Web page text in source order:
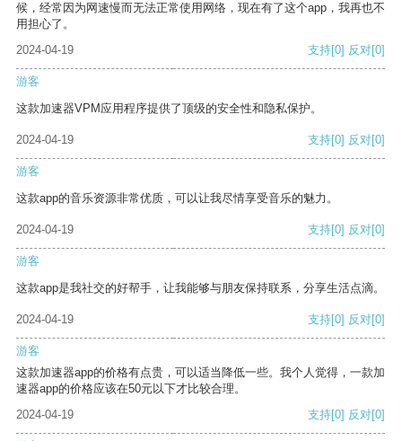
候，经常因为网速慢而无法正常使用网络，现在有了这个app，我再也不
用担心了。
2024-04-19
支持[0] 反对[0]
游客
这款加速器VPM应用程序提供了顶级的安全性和隐私保护。
2024-04-19 支持[0] 反对[0]
游客
这款app的音乐资源非常优质，可以让我尽情享受音乐的魅力。
2024-04-19 支持[0] 反对[0]
游客
这款app是我社交的好帮手，让我能够与朋友保持联系，分享生活点滴。
2024-04-19 支持[0] 反对[0]
游客
这款加速器app的价格有点贵，可以适当降低一些。我个人觉得，一款加
速器app的价格应该在50元以下才比较合理。
2024-04-19
支持[0] 反对[0]